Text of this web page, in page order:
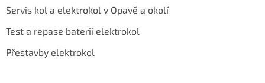
r
k
Servis kol a elektrokol v Opavě a okolí
Test a repase baterií elektrokol
Přestavby elektrokol